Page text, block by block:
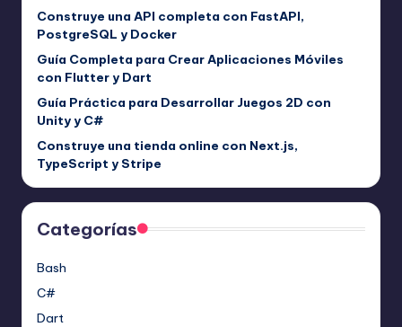
Construye una API completa con FastAPI,
PostgreSQL y Docker
Guía Completa para Crear Aplicaciones Móviles
con Flutter y Dart
Guía Práctica para Desarrollar Juegos 2D con
Unity y C#
Construye una tienda online con Next.js,
TypeScript y Stripe
Categorías
Bash
C#
Dart